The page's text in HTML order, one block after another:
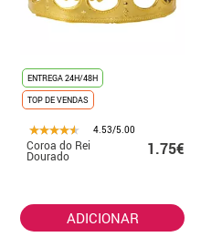
ENTREGA 24H/48H
TOP DE VENDAS
4.53/5.00
Coroa do Rei
Dourado 1.75€
ADICIONAR